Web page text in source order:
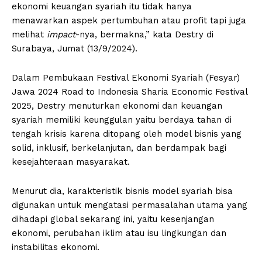
ekonomi keuangan syariah itu tidak hanya
menawarkan aspek pertumbuhan atau profit tapi juga
melihat impact-nya, bermakna,” kata Destry di
Surabaya, Jumat (13/9/2024).
Dalam Pembukaan Festival Ekonomi Syariah (Fesyar)
Jawa 2024 Road to Indonesia Sharia Economic Festival
2025, Destry menuturkan ekonomi dan keuangan
syariah memiliki keunggulan yaitu berdaya tahan di
tengah krisis karena ditopang oleh model bisnis yang
solid, inklusif, berkelanjutan, dan berdampak bagi
kesejahteraan masyarakat.
Menurut dia, karakteristik bisnis model syariah bisa
digunakan untuk mengatasi permasalahan utama yang
dihadapi global sekarang ini, yaitu kesenjangan
ekonomi, perubahan iklim atau isu lingkungan dan
instabilitas ekonomi.